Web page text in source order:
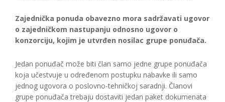
Zajednička ponuda obavezno mora sadržavati ugovor
o zajedničkom nastupanju odnosno ugovor o
konzorciju, kojim je utvrđen nosilac grupe ponuđača.
Jedan ponuđač može biti član samo jedne grupe ponuđača
koja učestvuje u određenom postupku nabavke ili samo
jednog ugovora o poslovno-tehničkoj saradnji. Članovi
grupe ponuđača trebaju dostaviti jedan paket dokumenata